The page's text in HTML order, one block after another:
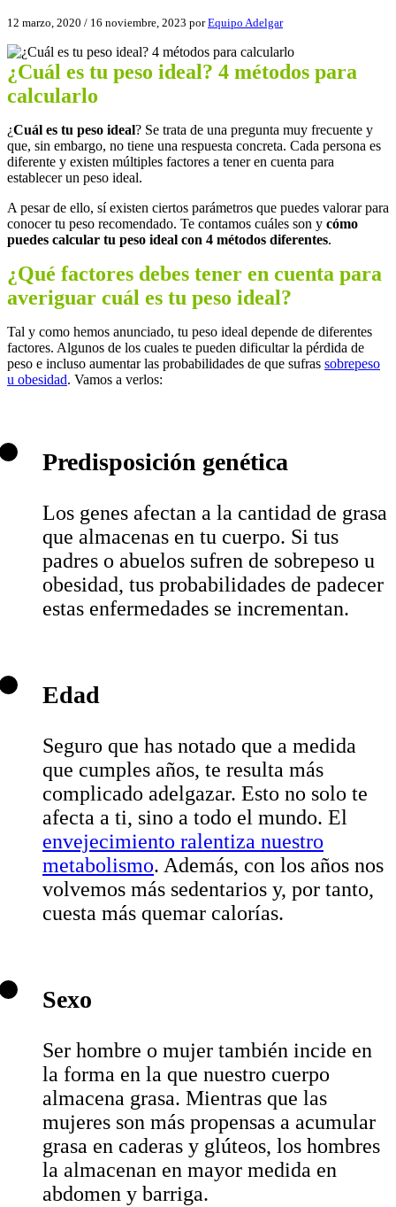
12 marzo, 2020 / 16 noviembre, 2023 porEquipo Adelgar
¿Cuál es tu peso ideal? 4 métodos para
calcularlo
¿Cuál es tu peso ideal? Se trata de una pregunta muy frecuente y
que, sin embargo, no tiene una respuesta concreta. Cada persona es
diferente y existen múltiples factores a tener en cuenta para
establecer un peso ideal.
A pesar de ello, sí existen ciertos parámetros que puedes valorar para
conocer tu peso recomendado. Te contamos cuáles son y cómo
puedes calcular tu peso ideal con 4 métodos diferentes.
¿Qué factores debes tener en cuenta para
averiguar cuál es tu peso ideal?
Tal y como hemos anunciado, tu peso ideal depende de diferentes
factores. Algunos de los cuales te pueden dificultar la pérdida de
peso e incluso aumentar las probabilidades de que sufras sobrepeso
u obesidad. Vamos a verlos:
Predisposición genética
Los genes afectan a la cantidad de grasa
que almacenas en tu cuerpo. Si tus
padres o abuelos sufren de sobrepeso u
obesidad, tus probabilidades de padecer
estas enfermedades se incrementan.
Edad
Seguro que has notado que a medida
que cumples años, te resulta más
complicado adelgazar. Esto no solo te
afecta a ti, sino a todo el mundo. El
envejecimiento ralentiza nuestro
metabolismo. Además, con los años nos
volvemos más sedentarios y, por tanto,
cuesta más quemar calorías.
Sexo
Ser hombre o mujer también incide en
la forma en la que nuestro cuerpo
almacena grasa. Mientras que las
mujeres son más propensas a acumular
grasa en caderas y glúteos, los hombres
la almacenan en mayor medida en
abdomen y barriga.